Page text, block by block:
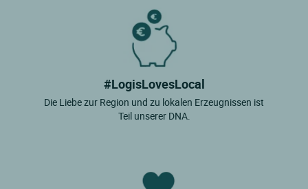
#LogisLovesLocal
Die Liebe zur Region und zu lokalen Erzeugnissen ist
Teil unserer DNA.